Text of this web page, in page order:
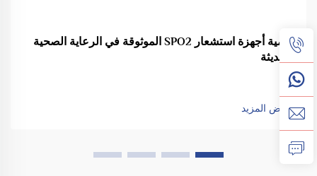
أهمية أجهزة استشعار SPO2 الموثوقة في الرعاية الصحية
الحديثة
عرض المزيد